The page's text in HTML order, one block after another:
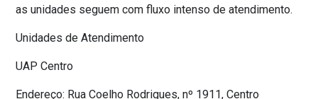
as unidades seguem com fluxo intenso de atendimento.
Unidades de Atendimento
UAP Centro
Endereço: Rua Coelho Rodrigues, nº 1911, Centro